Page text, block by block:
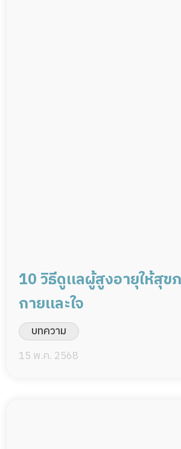
10 วิธีดูเเลผู้สูงอายุให้สุ
กายเเละใจ
บทความ
15 พ.ค. 2568